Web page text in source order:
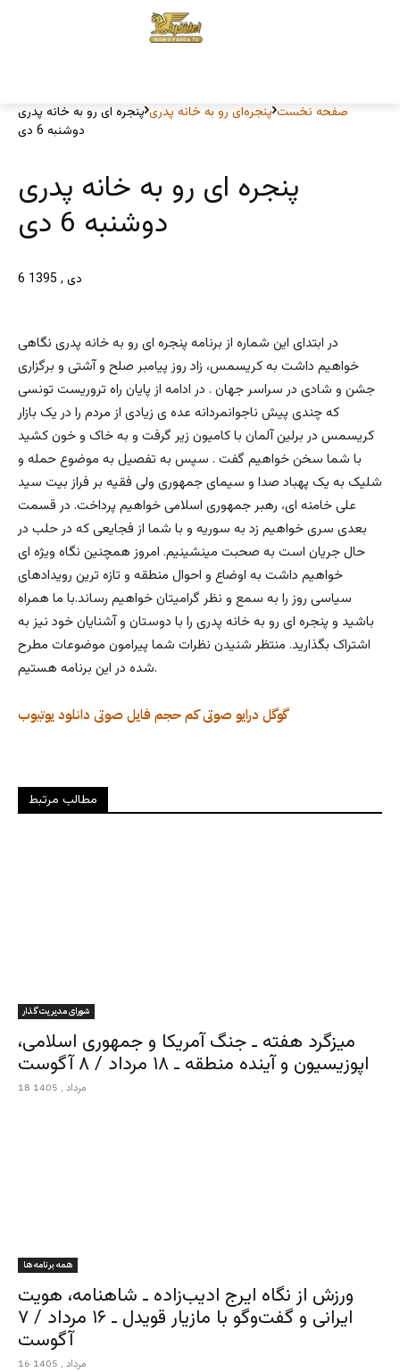
صفحه نخست پنجره‌ای رو به خانه پدری پنجره ای رو به خانه پدری
دوشنبه 6 دی
پنجره ای رو به خانه پدری
دوشنبه 6 دی
6 دی , 1395
در ابتدای این شماره از برنامه پنجره ای رو به خانه پدری نگاهی
خواهیم داشت به کریسمس، زاد روز پیامبر صلح و آشتی و برگزاری
جشن و شادی در سراسر جهان . در ادامه از پایان راه تروریست تونسی
که چندی پیش ناجوانمردانه عده ی زیادی از مردم را در یک بازار
کریسمس در برلین آلمان با کامیون زیر گرفت و به خاک و خون کشید
با شما سخن خواهیم گفت . سپس به تفصیل به موضوع حمله و
شلیک به یک پهباد صدا و سیمای جمهوری ولی فقیه بر فراز بیت سید
علی خامنه ای، رهبر جمهوری اسلامی خواهیم پرداخت. در قسمت
بعدی سری خواهیم زد به سوریه و با شما از فجایعی که در حلب در
حال جریان است به صحبت مینشینیم. امروز همچنین نگاه ویژه ای
خواهیم داشت به اوضاع و احوال منطقه و تازه ترین رویدادهای
سیاسی روز را به سمع و نظر گرامیتان خواهیم رساند.با ما همراه
باشید و پنجره ای رو به خانه پدری را با دوستان و آشنایان خود نیز به
اشتراک بگذارید. منتظر شنیدن نظرات شما پیرامون موضوعات مطرح
شده در این برنامه هستیم.
یوتیوب دانلود فایل صوتی صوتی کم حجم گوگل درایو
مطالب مرتبط
شورای مدیریت گذار
میزگرد هفته ـ جنگ آمریکا و جمهوری اسلامی،
اپوزیسیون و آینده منطقه ـ ۱۸ مرداد / ۸ آگوست
18 مرداد , 1405
همه برنامه ها
ورزش از نگاه ایرج ادیب‌زاده ـ شاهنامه، هویت
ایرانی و گفت‌وگو با مازیار قویدل ـ ۱۶ مرداد / ۷
آگوست
16 مرداد , 1405